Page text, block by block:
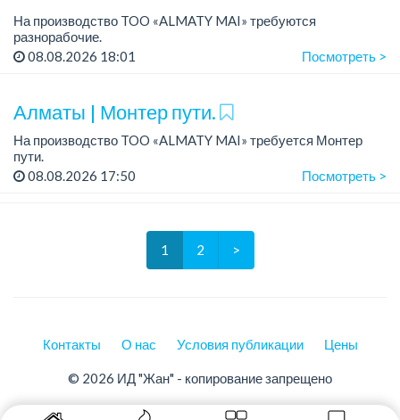
На производство TOO «ALMATY MAI» требуются
разнорабочие.
Зарплата: от 250 000 до 300 000 тенге на руки.
08.08.2026 18:01 Посмотреть >
Алматы | Монтер пути.
На производство TOO «ALMATY MAI» требуется Монтер
пути.
Зарплата: 322 000 тенге.
08.08.2026 17:50 Посмотреть >
1 2 >
Контакты О нас Условия публикации Цены
© 2026 ИД "Жан" - копирование запрещено